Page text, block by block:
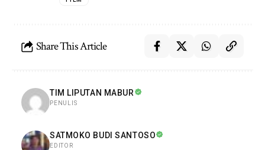
Share This Article
TIM LIPUTAN MABUR
PENULIS
SATMOKO BUDI SANTOSO
EDITOR